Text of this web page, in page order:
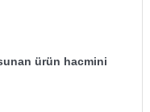
ürün hacmini